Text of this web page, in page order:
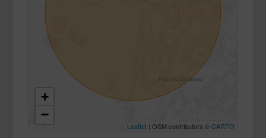
+
−
Leaflet| OSM contributors ©CARTO